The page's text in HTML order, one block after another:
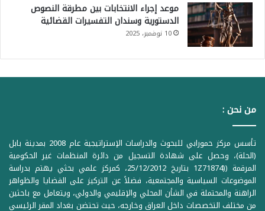
موعد إجراء الانتخابات بين مطرقة النصوص
الدستورية وسندان التفسيرات القضائية
10 نوفمبر، 2025
من نحن :
تأسس مركز حمورابي للبحوث والدراسات الإستراتيجية عام 2008 بمدينة بابل
(الحلة)، وحصل على شهادة التسجيل من دائرة المنظمات غير الحكومية
المرقمة ((1Z71874 بتاريخ 25/12/2012، كمركز علمي بحثي يهتم بدراسة
الموضوعات السياسية والمجتمعية، فضلاً عن التركيز على القضايا والظواهر
الراهنة والمحتملة في الشأن المحلي والإقليمي والدولي، ويتعامل مع باحثين
من مختلف التخصصات داخل العراق وخارجه، حيث تحتضن بغداد المقر الرئيسي